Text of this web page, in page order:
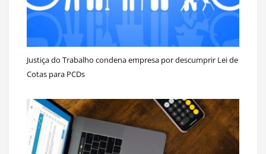
Justiça do Trabalho condena empresa por descumprir Lei de
Cotas para PCDs